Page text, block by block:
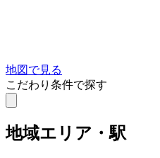
地図で見る
こだわり条件で探す
地域エリア・駅